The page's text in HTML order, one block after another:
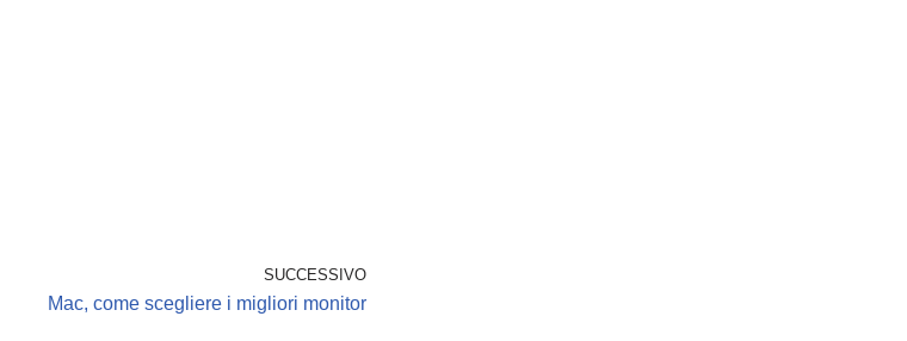
SUCCESSIVO
Mac, come scegliere i migliori monitor